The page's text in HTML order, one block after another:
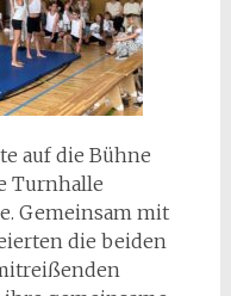
auf die Bühne
Turnhalle
Gemeinsam mit
die beiden